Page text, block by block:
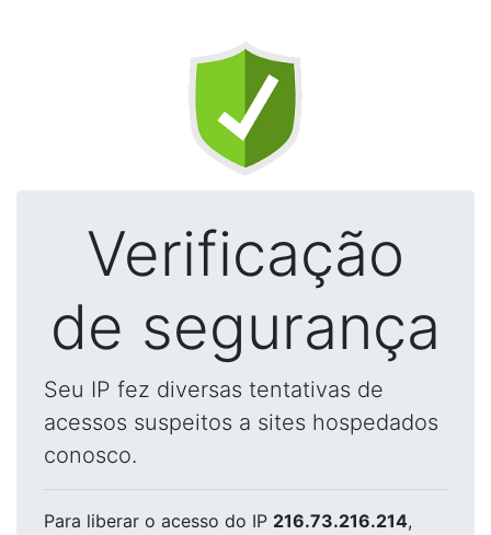
Verificação
de segurança
Seu IP fez diversas tentativas de
acessos suspeitos a sites hospedados
conosco.
Para liberar o acesso do IP 216.73.216.214,